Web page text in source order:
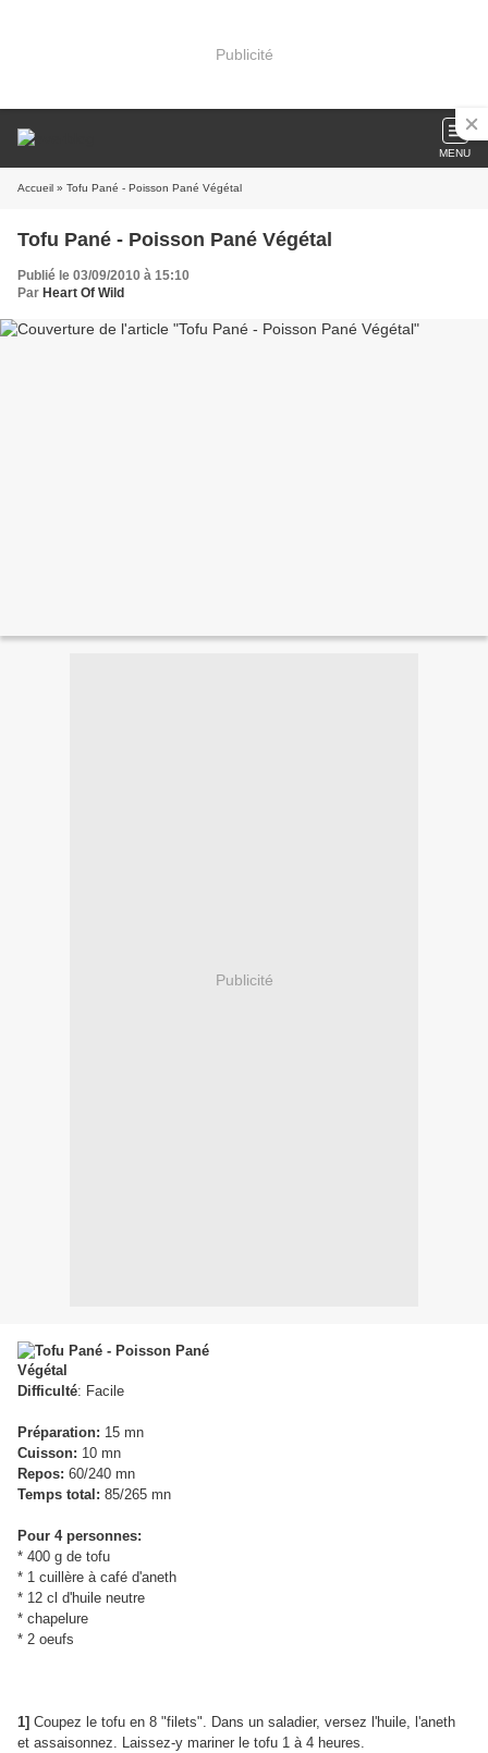
Publicité
MENU
Accueil » Tofu Pané - Poisson Pané Végétal
Tofu Pané - Poisson Pané Végétal
Publié le 03/09/2010 à 15:10
Par Heart Of Wild
Publicité
Difficulté: Facile
Préparation: 15 mn
Cuisson: 10 mn
Repos: 60/240 mn
Temps total: 85/265 mn
Pour 4 personnes:
* 400 g de tofu
* 1 cuillère à café d'aneth
* 12 cl d'huile neutre
* chapelure
* 2 oeufs
1] Coupez le tofu en 8 "filets". Dans un saladier, versez l'huile, l'aneth
et assaisonnez. Laissez-y mariner le tofu 1 à 4 heures.